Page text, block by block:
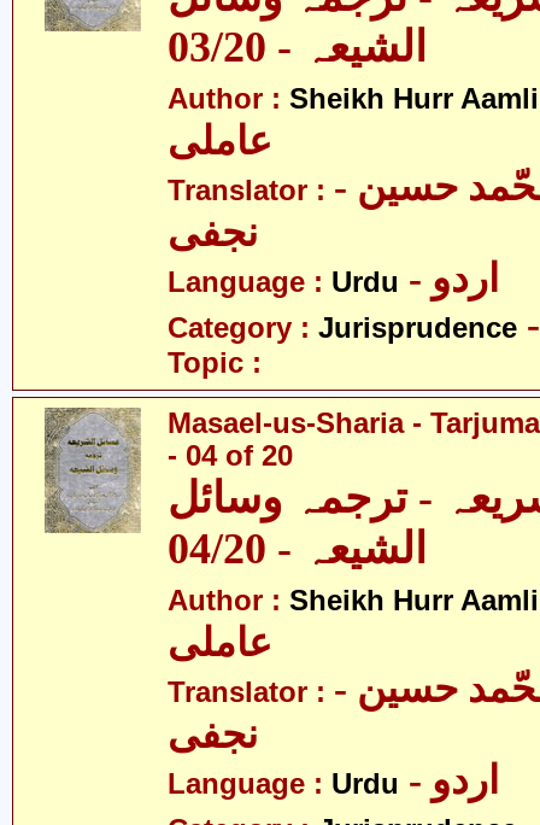
الشیعہ - 03/20
Author : Sheikh Hurr Aamli
عاملی
Translator : - آیت اللہ محّمد حسین
نجفی
Language : Urdu - اردو
Category : Jurisprudence
Topic :
Masael-us-Sharia -
- 04 of 20
- ترجمہ وسائل
الشیعہ - 04/20
Author : Sheikh Hurr Aamli
عاملی
Translator : - آیت اللہ محّمد حسین
نجفی
Language : Urdu - اردو